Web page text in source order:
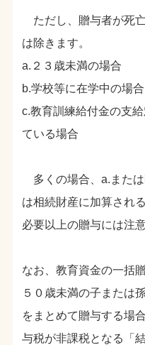
ただし、贈与者が死
は除きます。
a.２３歳未満の場合
b.学校等に在学中の場合
c.教育訓練給付金の支
ている場合
多くの場合、a.また
は相続財産に加算され
必要以上の贈与には注
なお、教育資金の一括
５０歳未満の子または
をまとめて贈与する場
与税が非課税となる「